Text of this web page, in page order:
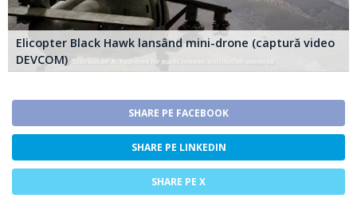
Elicopter Black Hawk lansând mini-drone (captură video
DEVCOM)
SHARE PE FACEBOOK
SHARE PE LINKEDIN
SHARE PE X